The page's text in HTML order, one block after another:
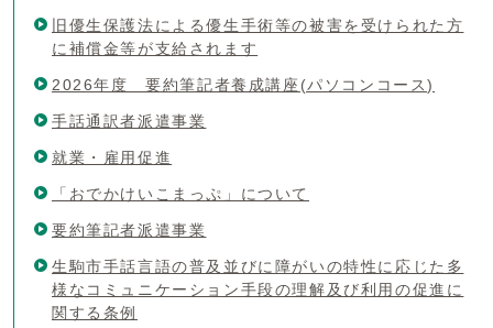
旧優生保護法による優生手術等の被害を受けられた方
に補償金等が支給されます
2026年度 要約筆記者養成講座(パソコンコース)
手話通訳者派遣事業
就業・雇用促進
「おでかけいこまっぷ」について
要約筆記者派遣事業
生駒市手話言語の普及並びに障がいの特性に応じた多
様なコミュニケーション手段の理解及び利用の促進に
関する条例